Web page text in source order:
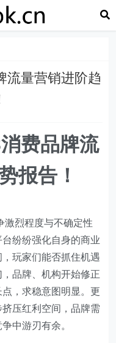
流量营销进阶趋
费品牌流
报告！
激烈程度与不确定性
纷纷强化自身的商业
玩家们能否抓住机遇
品牌、机构开始修正
，求稳意图明显。更
压红利空间，品牌需
中游刃有余。